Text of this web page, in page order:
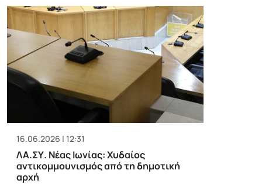
16.06.2026 | 12:31
ΛΑ.ΣΥ. Νέας Ιωνίας: Χυδαίος
αντικομμουνισμός από τη δημοτική
αρχή